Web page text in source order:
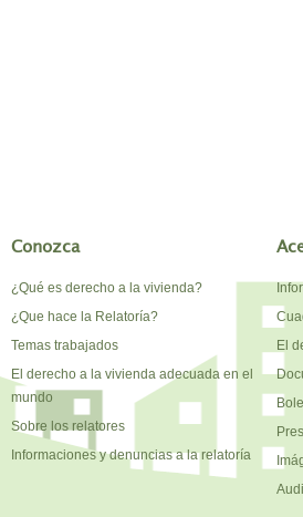
Conozca
¿Qué es derecho a la vivienda?
¿Que hace la Relatoría?
Temas trabajados
El derecho a la vivienda adecuada en el
mundo
Sobre los relatores
Informaciones y denuncias a la relatoría
El